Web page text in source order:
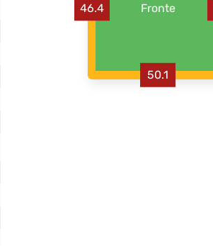
Fronte
46.4
50.1